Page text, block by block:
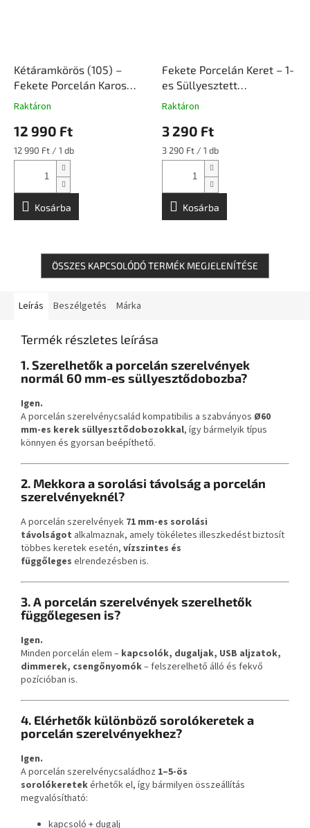
Kétáramkörös (105) –
Fekete Porcelán Karos
Kapcsoló Betét
Ceramicon
Raktáron
12 990 Ft
Egységár:
12 990 Ft / 1 db
Kosárba
Fekete Porcelán Keret – 1-
es Süllyesztett
Szerelvényhez |
Raktáron
3 290 Ft
Egységár:
3 290 Ft / 1 db
Kosárba
ÖSSZES KAPCSOLÓDÓ TERMÉK MEGJELENÍTÉSE
Leírás Beszélgetés Márka
Termék részletes leírása
1. Szerelhetők a porcelán szerelvények
normál 60 mm-es süllyesztődobozba?
Igen.
A porcelán szerelvénycsalád kompatibilis a szabványos Ø60
mm-es kerek süllyesztődobozokkal, így bármelyik típus
könnyen és gyorsan beépíthető.
2. Mekkora a sorolási távolság a porcelán
szerelvényeknél?
A porcelán szerelvények 71 mm-es sorolási
távolságot alkalmaznak, amely tökéletes illeszkedést biztosít
többes keretek esetén, vízszintes és
függőleges elrendezésben is.
3. A porcelán szerelvények szerelhetők
függőlegesen is?
Igen.
Minden porcelán elem – kapcsolók, dugaljak, USB aljzatok,
dimmerek, csengőnyomók– felszerelhető álló és fekvő
pozícióban is.
4. Elérhetők különböző sorolókeretek a
porcelán szerelvényekhez?
Igen.
A porcelán szerelvénycsaládhoz 1–5-ös
sorolókeretekérhetők el, így bármilyen összeállítás
megvalósítható:
kapcsoló + dugalj